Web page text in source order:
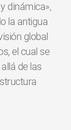
dinámica»,
la antigua
global
el cual se
de las